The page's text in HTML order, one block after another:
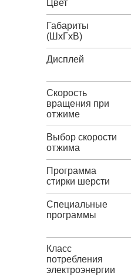
Цвет
Габариты
(ШxГxВ)
Дисплей
Скорость
вращения при
отжиме
Выбор скорости
отжима
Программа
стирки шерсти
Специальные
программы
Класс
потребления
электроэнергии